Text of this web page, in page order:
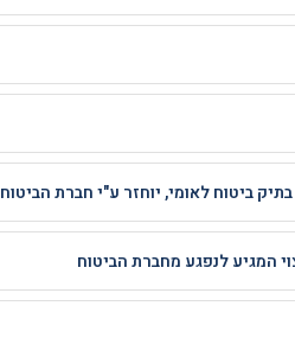
ביטוח לאומי, יוחזר ע"י חברת הביטוח
המגיע לנפגע מחברת הביטוח